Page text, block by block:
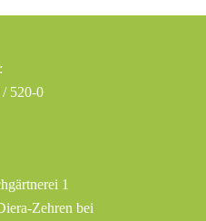
520-0
1
Zehren bei